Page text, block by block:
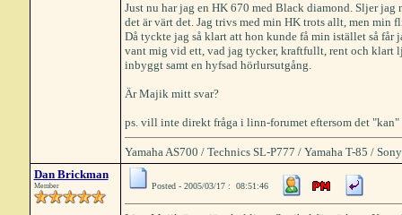
Just nu har jag en HK 670 med Black diamond. Sljer
det är värt det. Jag trivs med min HK trots allt, men min
Då tyckte jag så klart att hon kunde få min istället så får
vant mig vid ett, vad jag tycker, kraftfullt, rent och klart
inbyggt samt en hyfsad hörlursutgång.
Är Majik mitt svar?
ps. vill inte direkt fråga i linn-forumet eftersom det
Yamaha AS700 / Technics SL-P777 / Yamaha T-85 /
Dan Brickman
Member Posted - 2005/03/17 : 08:51:46